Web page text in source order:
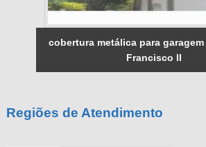
cobertura metálica para garagem
Francisco II
Regiões de Atendimento